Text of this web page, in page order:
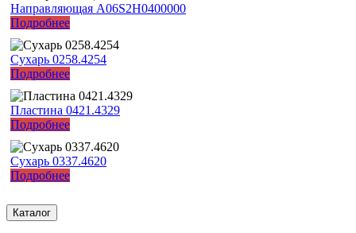
Направляющая A06S2H0400000
Подробнее
Сухарь 0258.4254
Подробнее
Пластина 0421.4329
Подробнее
Сухарь 0337.4620
Подробнее
Каталог